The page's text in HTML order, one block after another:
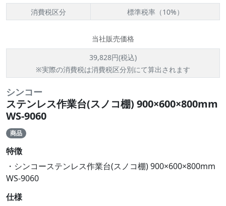
消費税区分
標準税率（10%）
当社販売価格
39,828円(税込)
※実際の消費税は消費税区分別にて算出されます
シンコー
ステンレス作業台(スノコ棚) 900×600×800mm
WS-9060
商品
特徴
・シンコーステンレス作業台(スノコ棚) 900×600×800mm
WS-9060
仕様